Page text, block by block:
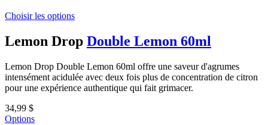
Choisir les options
Lemon Drop Double Lemon 60ml
Lemon Drop Double Lemon 60ml offre une saveur d'agrumes
intensément acidulée avec deux fois plus de concentration de citron
pour une expérience authentique qui fait grimacer.
34,99 $
Options